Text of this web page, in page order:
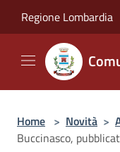
Regione Lombardia
Home > Novità >
Buccinasco,